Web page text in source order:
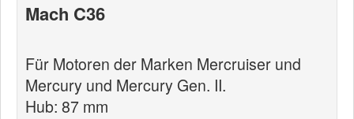
MyLindemann
Segeltuch
Mach C36
Für Motoren der Marken Mercruiser und
Mercury und Mercury Gen. II.
Hub: 87 mm